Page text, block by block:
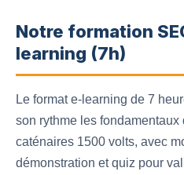
Notre formation
learning (7h)
Le format e-learning de 7
son rythme les
caténaires 1500 volts, avec
démonstration et quiz pour